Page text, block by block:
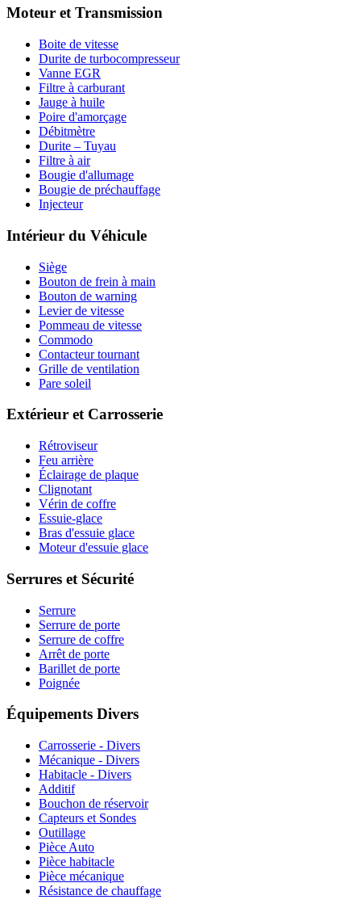
Moteur et Transmission
Boite de vitesse
Durite de turbocompresseur
Vanne EGR
Filtre à carburant
Jauge à huile
Poire d'amorçage
Débitmètre
Durite – Tuyau
Filtre à air
Bougie d'allumage
Bougie de préchauffage
Injecteur
Intérieur du Véhicule
Siège
Bouton de frein à main
Bouton de warning
Levier de vitesse
Pommeau de vitesse
Commodo
Contacteur tournant
Grille de ventilation
Pare soleil
Extérieur et Carrosserie
Rétroviseur
Feu arrière
Éclairage de plaque
Clignotant
Vérin de coffre
Essuie-glace
Bras d'essuie glace
Moteur d'essuie glace
Serrures et Sécurité
Serrure
Serrure de porte
Serrure de coffre
Arrêt de porte
Barillet de porte
Poignée
Équipements Divers
Carrosserie - Divers
Mécanique - Divers
Habitacle - Divers
Additif
Bouchon de réservoir
Capteurs et Sondes
Outillage
Pièce Auto
Pièce habitacle
Pièce mécanique
Résistance de chauffage